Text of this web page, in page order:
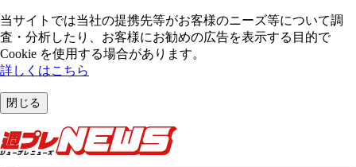
当サイトでは当社の提携先等がお客様のニーズ等について調
査・分析したり、お客様にお勧めの広告を表⽰する⽬的で
Cookie を使⽤する場合があります。
詳しくはこちら
閉じる